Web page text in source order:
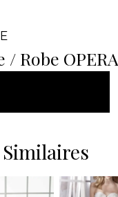
/ Robe OPERA